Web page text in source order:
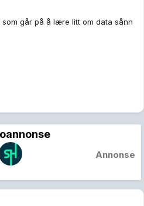
som går på å lære litt om data sånn
Annonse